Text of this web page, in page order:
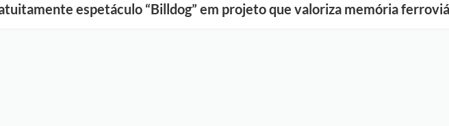
espetáculo “Billdog” em projeto que valoriza memória